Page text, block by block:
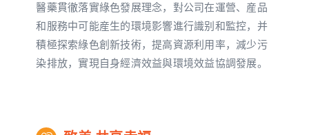
醫藥貫徹落實綠色發展理念，對公司在運營、産品
和服務中可能産生的環境影響進行識别和監控，并
積極探索綠色創新技術，提高資源利用率，減少污
染排放，實現自身經濟效益與環境效益協調發展。